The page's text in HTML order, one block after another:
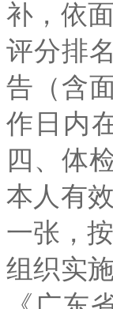
补，依
评分排
告（含
作日内
四、体
本人有
一张，
组织实